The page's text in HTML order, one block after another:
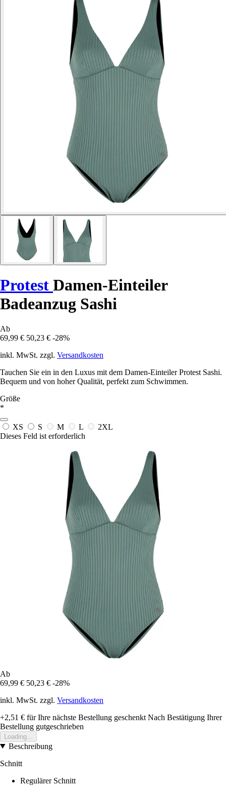
Protest Damen-Einteiler
Badeanzug Sashi
Ab
69,99 € 50,23 € -28%
inkl. MwSt. zzgl. Versandkosten
Tauchen Sie ein in den Luxus mit dem Damen-Einteiler Protest Sashi.
Bequem und von hoher Qualität, perfekt zum Schwimmen.
Größe
*
XS S M L
2XL
Dieses Feld ist erforderlich
Ab
69,99 € 50,23 € -28%
inkl. MwSt. zzgl. Versandkosten
+2,51 € für Ihre nächste Bestellung geschenkt Nach Bestätigung Ihrer
Bestellung gutgeschrieben
Loading...
Beschreibung
Schnitt
Regulärer Schnitt